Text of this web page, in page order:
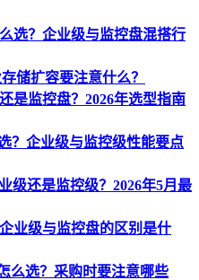
选？企业级与监控盘混搭行
储扩容要注意什么？
是监控盘？2026年选型指南
？企业级与监控级性能要点
级还是监控级？2026年5月最
业级与监控盘的区别是什
么选？采购时要注意哪些